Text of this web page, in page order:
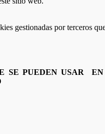
gestionadas por terceros
SE PUEDEN USAR